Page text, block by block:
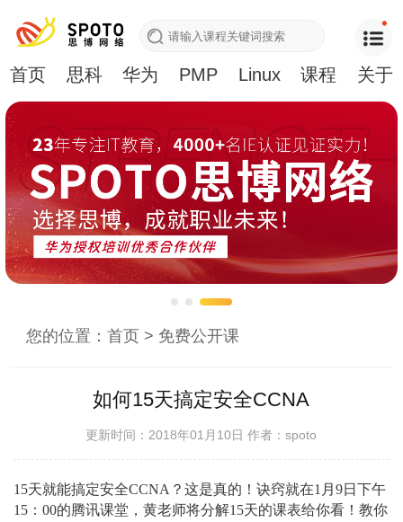
首页 思科 华为 PMP Linux 课程 关于
您的位置：首页 > 免费公开课
如何15天搞定安全CCNA
更新时间：2018年01月10日作者：spoto
15天就能搞定安全CCNA？这是真的！诀窍就在1月9日下午
15：00的腾讯课堂，黄老师将分解15天的课表给你看！教你